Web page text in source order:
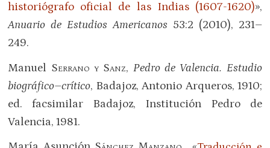
historiógrafo oficial de las Indias (1607-1620)»,
Anuario de Estudios Americanos 53:2 (2010), 231–
249.
Manuel Serrano y Sanz, Pedro de Valencia. Estudio
biográfico–crítico, Badajoz, Antonio Arqueros, 1910;
ed. facsimilar Badajoz, Institución Pedro de
Valencia, 1981.